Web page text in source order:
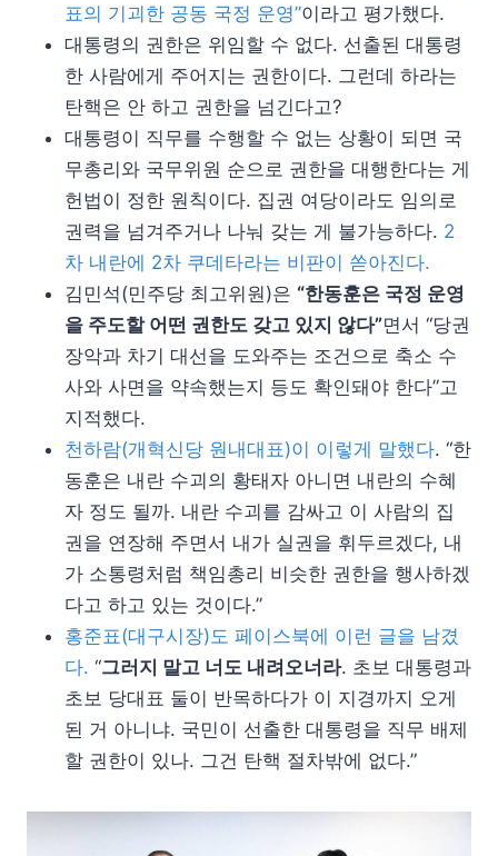
표의 기괴한 공동 국정 운영”이라고 평가했다.
대통령의 권한은 위임할 수 없다. 선출된 대통령
한 사람에게 주어지는 권한이다. 그런데 하라는
탄핵은 안 하고 권한을 넘긴다고?
대통령이 직무를 수행할 수 없는 상황이 되면 국
무총리와 국무위원 순으로 권한을 대행한다는 게
헌법이 정한 원칙이다. 집권 여당이라도 임의로
권력을 넘겨주거나 나눠 갖는 게 불가능하다. 2
차 내란에 2차 쿠데타라는 비판이 쏟아진다.
김민석(민주당 최고위원)은 “한동훈은 국정 운영
을 주도할 어떤 권한도 갖고 있지 않다”면서 “당권
장악과 차기 대선을 도와주는 조건으로 축소 수
사와 사면을 약속했는지 등도 확인돼야 한다”고
지적했다.
천하람(개혁신당 원내대표)이 이렇게 말했다. “한
동훈은 내란 수괴의 황태자 아니면 내란의 수혜
자 정도 될까. 내란 수괴를 감싸고 이 사람의 집
권을 연장해 주면서 내가 실권을 휘두르겠다, 내
가 소통령처럼 책임총리 비슷한 권한을 행사하겠
다고 하고 있는 것이다.”
홍준표(대구시장)도 페이스북에 이런 글을 남겼
다. “그러지 말고 너도 내려오너라. 초보 대통령과
초보 당대표 둘이 반목하다가 이 지경까지 오게
된 거 아니냐. 국민이 선출한 대통령을 직무 배제
할 권한이 있나. 그건 탄핵 절차밖에 없다.”